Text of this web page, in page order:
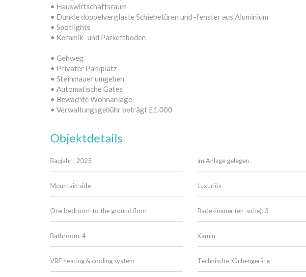
• Hauswirtschaftsraum
• Dunkle doppelverglaste Schiebetüren und -fenster aus Aluminium
• Spotlights
• Keramik- und Parkettboden
• Gehweg
• Privater Parkplatz
• Steinmauer umgeben
• Automatische Gates
• Bewachte Wohnanlage
• Verwaltungsgebühr beträgt £1.000
Objektdetails
Baujahr : 2025 im Anlage gelegen
Mountain side Luxuriös
One bedroom to the ground floor Badezimmer (en-suite): 3
Bathroom: 4 Kamin
VRF heating & cooling system Technische Küchengeräte